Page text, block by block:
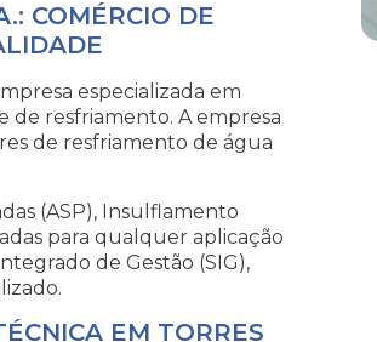
COMÉRCIO DE
especializada em
de resfriamento. A empresa
de resfriamento de água
(ASP), Insulflamento
para qualquer aplicação
de Gestão (SIG),
EM TORRES